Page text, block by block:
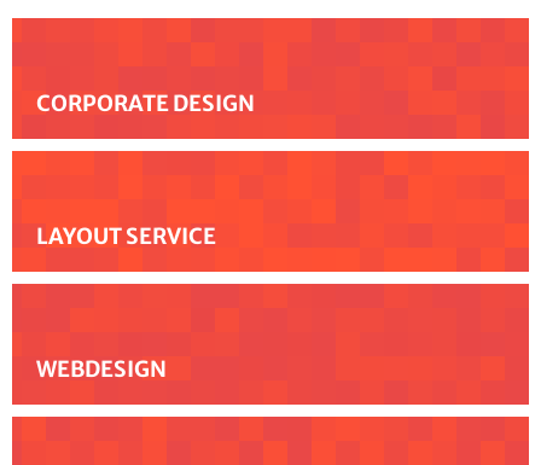
CORPORATE DESIGN
LAYOUT SERVICE
WEBDESIGN